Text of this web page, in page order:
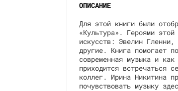
ОПИСАНИЕ
Для этой книги были
«Культура». Героями
искусств: Эвелин
другие. Книга помогает
современная музыка и
приходится встречаться
коллег. Ирина Никитина
почувствовать музыку